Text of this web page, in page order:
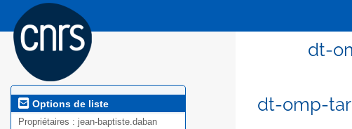
dt-
Options de liste
Propriétaires : jean-baptiste.daban
dt-omp-